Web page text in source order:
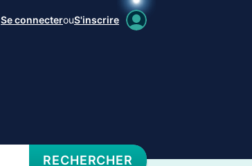
Se connecterouS'inscrire
RECHERCHER